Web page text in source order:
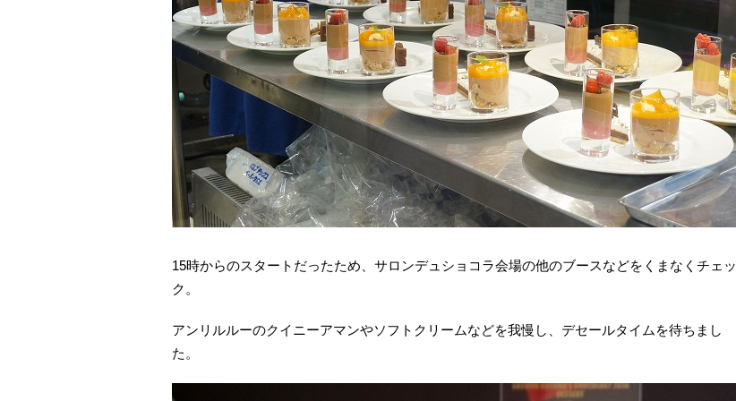
15時からのスタートだったため、サロンデュショコラ会場の他のブースなどをくまなくチェッ
ク。
アンリルルーのクイニーアマンやソフトクリームなどを我慢し、デセールタイムを待ちまし
た。